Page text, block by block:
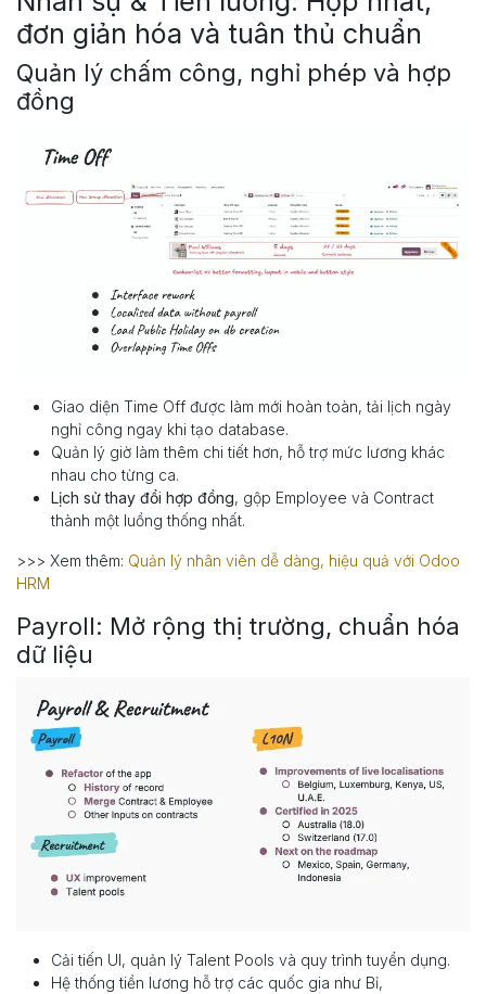
đơn giản hóa và tuân thủ chuẩn
Quản lý chấm công, nghỉ phép và hợp
đồng
Giao diện Time Off được làm mới hoàn toàn, tải lịch ngày
nghỉ công ngay khi tạo database.
Quản lý giờ làm thêm chi tiết hơn, hỗ trợ mức lương khác
nhau cho từng ca.
Lịch sử thay đổi hợp đồng, gộp Employee và Contract
thành một luồng thống nhất.
>>> Xem thêm: Quản lý nhân viên dễ dàng, hiệu quả với Odoo
HRM
Payroll: Mở rộng thị trường, chuẩn hóa
dữ liệu
Cải tiến UI, quản lý Talent Pools và quy trình tuyển dụng.
Hệ thống tiền lương hỗ trợ các quốc gia như Bỉ,